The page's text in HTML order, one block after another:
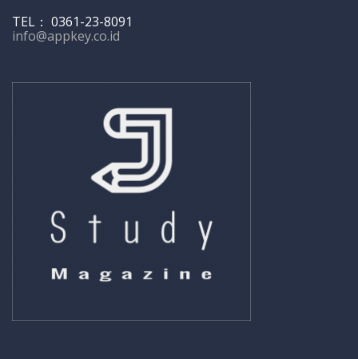
TEL： 0361-23-8091
info@appkey.co.id